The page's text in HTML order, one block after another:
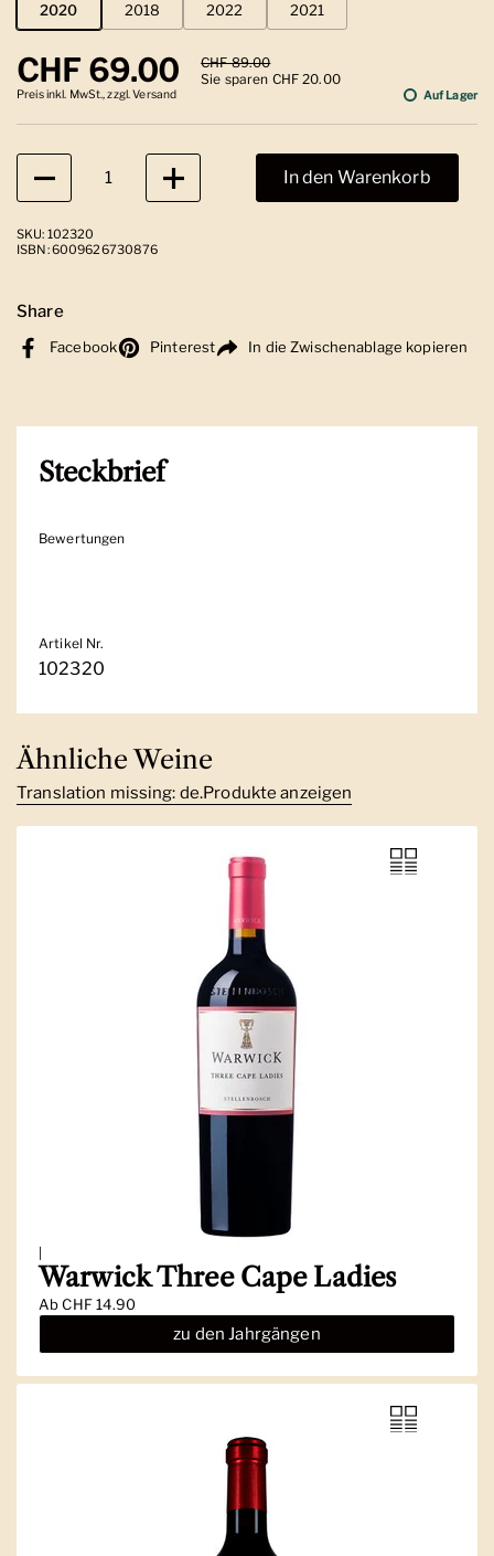
2020 2018 2022 2021
Regulärer Preis
CHF 69.00 Sale-Preis
CHF 89.00
Sie sparen CHF 20.00
Preis inkl. MwSt., zzgl. Versand Auf Lager
Anzahl
In den Warenkorb
SKU: 102320
ISBN: 6009626730876
Share
Facebook Pinterest In die Zwischenablage kopieren
Steckbrief
Bewertungen
Artikel Nr.
102320
Ähnliche Weine
Translation missing: de.Produkte anzeigen
|
Warwick Three Cape Ladies
AbCHF 14.90
zu den Jahrgängen